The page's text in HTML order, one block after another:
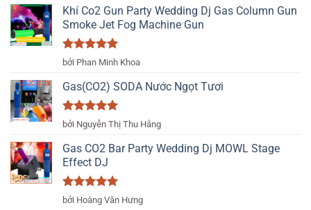
Khí Co2 Gun Party Wedding Dj Gas Column Gun
Smoke Jet Fog Machine Gun
Được xếp
sao
bởi Phan Minh Khoa
Gas(CO2) SODA Nước Ngọt Tươi
Được xếp
hạng 5
sao
bởi Nguyễn Thị Thu Hằng
Gas CO2 Bar Party Wedding Dj MOWL Stage
Effect DJ
Được xếp
bởi Hoàng Văn Hưng